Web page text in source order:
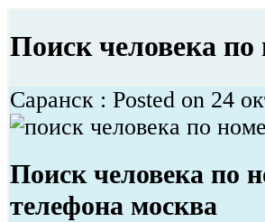
Поиск человека
Саранск : Posted on 24
Поиск человека по
телефона москва